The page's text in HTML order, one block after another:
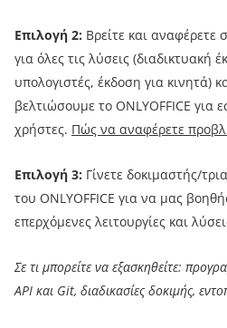
Επιλογή 2: Βρείτε και
για όλες τις λύσεις (διαδικτυακή
υπολογιστές, έκδοση για κινητά)
βελτιώσουμε το ONLYOFFICE για
χρήστες. Πώς να αναφέρετε
Επιλογή 3: Γίνετε δοκιμαστής/
του ONLYOFFICE για να μας
επερχόμενες λειτουργίες και
Σε τι μπορείτε να εξασκηθείτε:
API και Git, διαδικασίες δοκιμής,